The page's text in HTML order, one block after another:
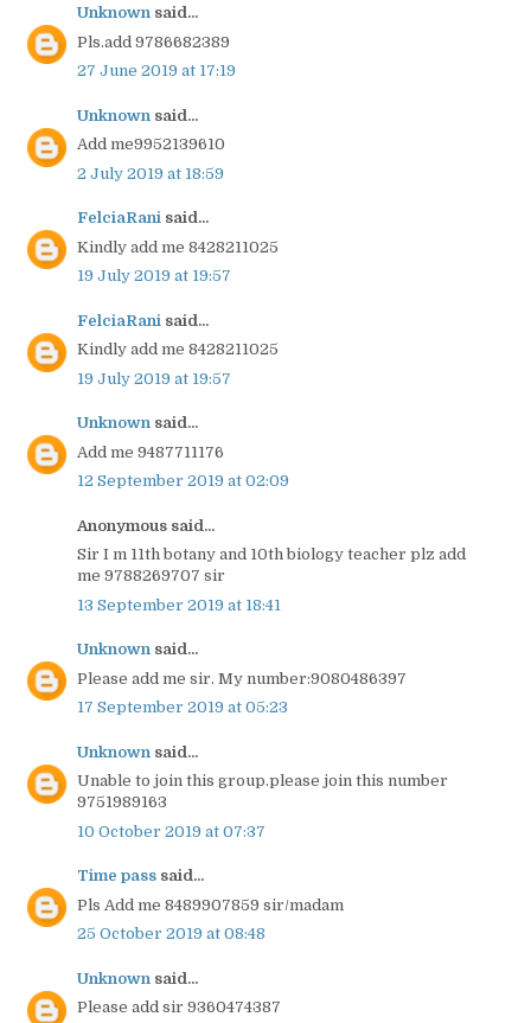
Unknown said...
Pls.add 9786682389
27 June 2019 at 17:19
Unknown said...
Add me9952139610
2 July 2019 at 18:59
FelciaRani said...
Kindly add me 8428211025
19 July 2019 at 19:57
FelciaRani said...
Kindly add me 8428211025
19 July 2019 at 19:57
Unknown said...
Add me 9487711176
12 September 2019 at 02:09
Anonymous said...
Sir I m 11th botany and 10th biology teacher plz add
me 9788269707 sir
13 September 2019 at 18:41
Unknown said...
Please add me sir. My number:9080486397
17 September 2019 at 05:23
Unknown said...
Unable to join this group.please join this number
9751989163
10 October 2019 at 07:37
Time pass said...
Pls Add me 8489907859 sir/madam
25 October 2019 at 08:48
Unknown said...
Please add sir 9360474387